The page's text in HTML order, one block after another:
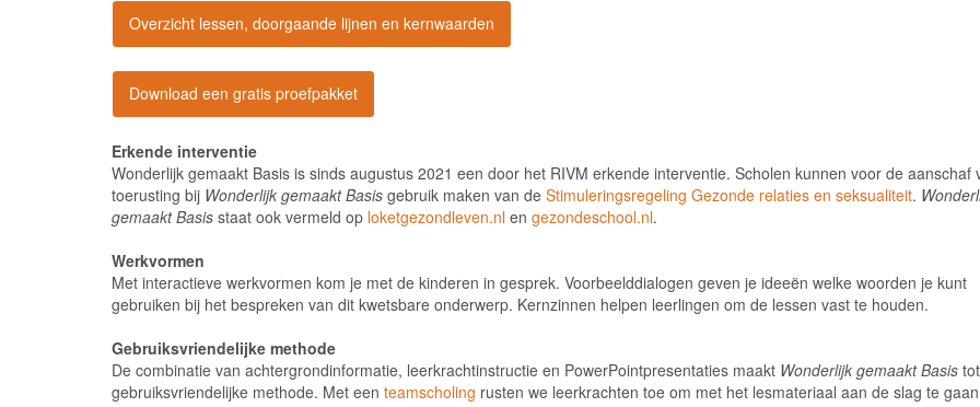
Overzicht lessen, doorgaande lijnen en kernwaarden
Download een gratis proefpakket
Erkende interventie
Wonderlijk gemaakt Basis is sinds augustus 2021 een door het RIVM erkende interventie. Scholen kunnen voor de aanschaf
toerusting bij Wonderlijk gemaakt Basis gebruik maken van de Stimuleringsregeling Gezonde relaties en seksualiteit.
gemaakt Basis staat ook vermeld op loketgezondleven.nl en gezondeschool.nl.
Werkvormen
Met interactieve werkvormen kom je met de kinderen in gesprek. Voorbeelddialogen geven je ideeën welke woorden je kunt
gebruiken bij het bespreken van dit kwetsbare onderwerp. Kernzinnen helpen leerlingen om de lessen vast te houden.
Gebruiksvriendelijke methode
De combinatie van achtergrondinformatie, leerkrachtinstructie en PowerPointpresentaties maakt Wonderlijk gemaakt Basis
gebruiksvriendelijke methode. Met een teamscholing rusten we leerkrachten toe om met het lesmateriaal aan de slag te